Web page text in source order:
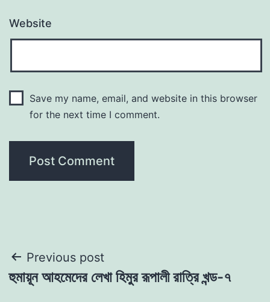
Website
Save my name, email, and website in this browser
for the next time I comment.
Post
navigation
Previous post
হুমায়ূন আহমেদের লেখা হিমুর রূপালী রাত্রি খন্ড-৭